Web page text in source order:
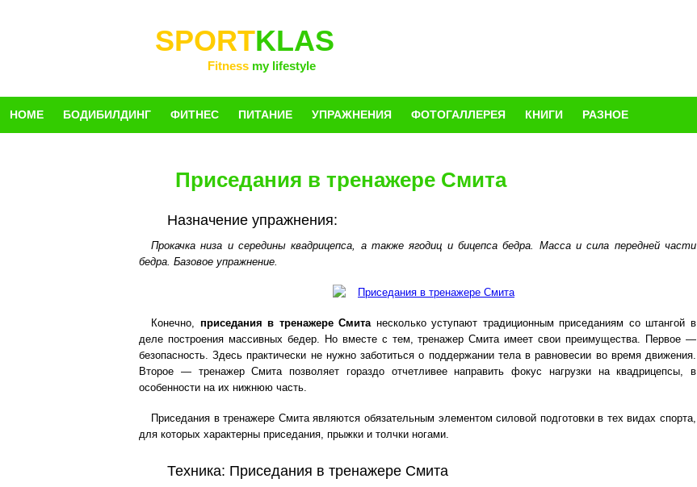
SPORTKLAS
Fitness my lifestyle
HOME БОДИБИЛДИНГ ФИТНЕС ПИТАНИЕ УПРАЖНЕНИЯ ФОТОГАЛЛЕРЕЯ КНИГИ РАЗНОЕ
Приседания в тренажере Смита
Назначение упражнения:
Прокачка низа и середины квадрицепса, а также ягодиц и бицепса бедра. Масса и сила передней части
бедра. Базовое упражнение.
Конечно, приседания в тренажере Смитанесколько уступают традиционным приседаниям со штангой в
деле построения массивных бедер. Но вместе с тем, тренажер Смита имеет свои преимущества. Первое —
безопасность. Здесь практически не нужно заботиться о поддержании тела в равновесии во время движения.
Второе — тренажер Смита позволяет гораздо отчетливее направить фокус нагрузки на квадрицепсы, в
особенности на их нижнюю часть.
Приседания в тренажере Смита являются обязательным элементом силовой подготовки в тех видах спорта,
для которых характерны приседания, прыжки и толчки ногами.
Техника: Приседания в тренажере Смита